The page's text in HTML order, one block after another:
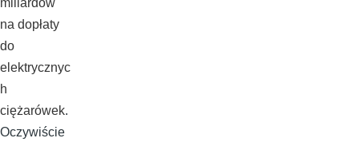
miliardów
na dopłaty
do
elektrycznyc
h
ciężarówek.
Oczywiście